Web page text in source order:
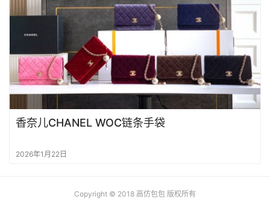
香奈儿CHANEL WOC链条手袋
2026年1月22日
Copyright © 2018 高仿包包 版权所有